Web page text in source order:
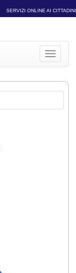
SERVIZI ONLINE AI CITTADINI
Toggle